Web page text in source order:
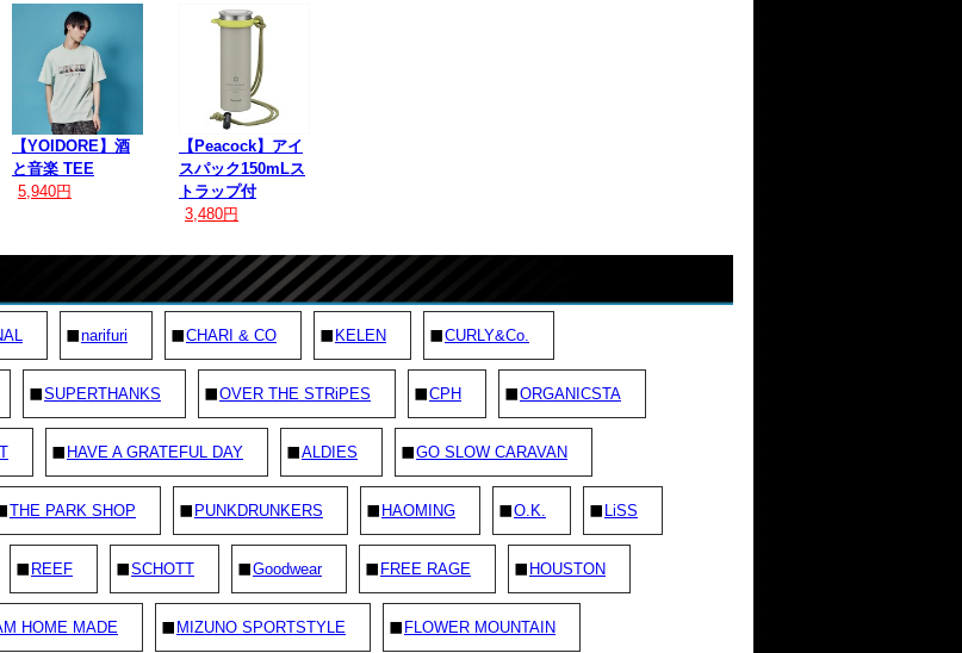
【YOIDORE】酒
と音楽 TEE
5,940円
【Peacock】アイ
スパック150mLス
トラップ付
3,480円
narifuri CHARI & CO KELEN CURLY&Co.
SUPERTHANKS OVER THE STRiPES CPH ORGANICSTA
HAVE A GRATEFUL DAY ALDIES GO SLOW CARAVAN
THE PARK SHOP PUNKDRUNKERS HAOMING O.K. LiSS
REEF SCHOTT Goodwear FREE RAGE HOUSTON
HOME MADE MIZUNO SPORTSTYLE FLOWER MOUNTAIN